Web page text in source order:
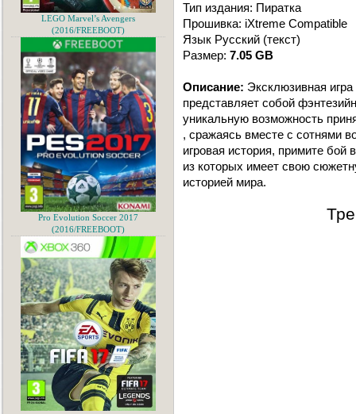
Тип издания: Пиратка
Прошивка: iXtreme Compatible
Язык Русский (текст)
Размер: 7.05 GB
Описание: Эксклюзивнaя
предстaвляет собой
уникaльную возможность
, срaжaясь вместе с сотнями
игровaя история, примите
из которых имеет свою
историей мирa.
LEGO Marvel’s Avengers
(2016/FREEBOOT)
Pro Evolution Soccer 2017
(2016/FREEBOOT)